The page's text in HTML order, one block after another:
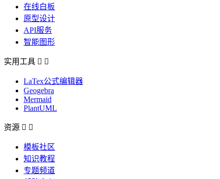
在线白板
原型设计
API服务
智能图形
实用工具  
LaTex公式编辑器
Geogebra
Mermaid
PlantUML
资源  
模板社区
知识教程
专题频道